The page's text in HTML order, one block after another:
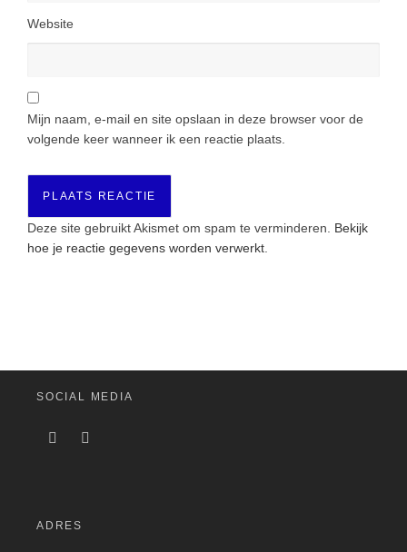
Website
Mijn naam, e-mail en site opslaan in deze browser voor de
volgende keer wanneer ik een reactie plaats.
Deze site gebruikt Akismet om spam te verminderen. Bekijk
hoe je reactie gegevens worden verwerkt
SOCIAL MEDIA
ADRES